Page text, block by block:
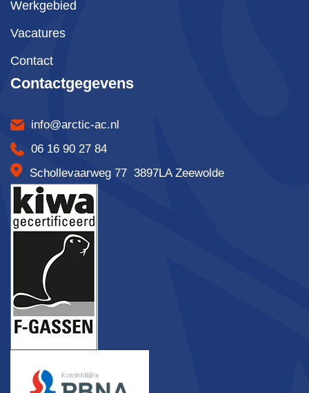
Werkgebied
Vacatures
Contact
Contactgegevens
info@arctic-ac.nl
06 16 90 27 84
Schollevaarweg 77 3897LA Zeewolde